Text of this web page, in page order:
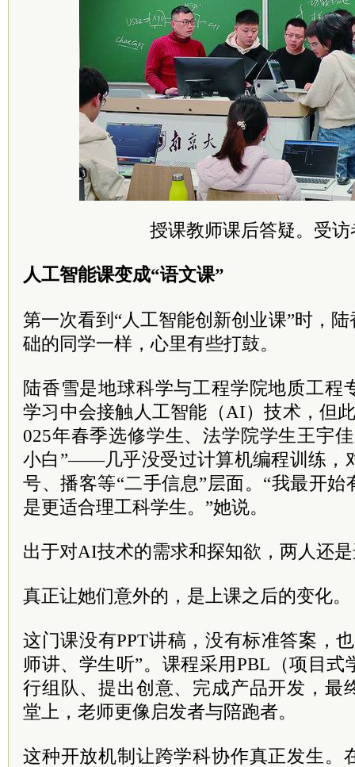
授课教师课后答疑。受访
人工智能课变成“语文课”
第一次看到“人工智能创新创业课”时，
础的同学一样，心里有些打鼓。
陆香雪是地球科学与工程学院地质工程
学习中会接触人工智能（AI）技术，但
025年春季选修学生、法学院学生王宇
小白”——几乎没受过计算机编程训练，
号、播客等“二手信息”层面。“我最开
是更适合理工科学生。”她说。
出于对AI技术的需求和探知欲，两人还
真正让她们意外的，是上课之后的变化。
这门课没有PPT讲稿，没有标准答案，
师讲、学生听”。课程采用PBL（项目式
行组队、提出创意、完成产品开发，最
堂上，老师更像启发者与陪跑者。
这种开放机制让跨学科协作真正发生。